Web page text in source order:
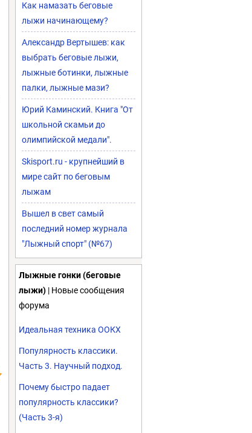
Как намазать беговые
лыжи начинающему?
Александр Вертышев: как
выбрать беговые лыжи,
лыжные ботинки, лыжные
палки, лыжные мази?
Юрий Каминский. Книга "От
школьной скамьи до
олимпийской медали".
Skisport.ru - крупнейший в
мире сайт по беговым
лыжам
Вышел в свет самый
последний номер журнала
"Лыжный спорт" (№67)
Лыжные гонки (беговые
лыжи) | Новые сообщения
форума
Идеальная техника ООКХ
Популярность классики.
Часть 3. Научный подход.
Почему быстро падает
популярность классики?
(Часть 3-я)